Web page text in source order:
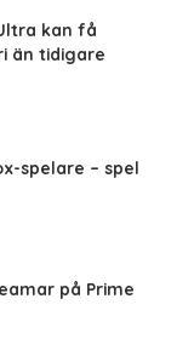
kan få
än tidigare
spelare – spel
på Prime